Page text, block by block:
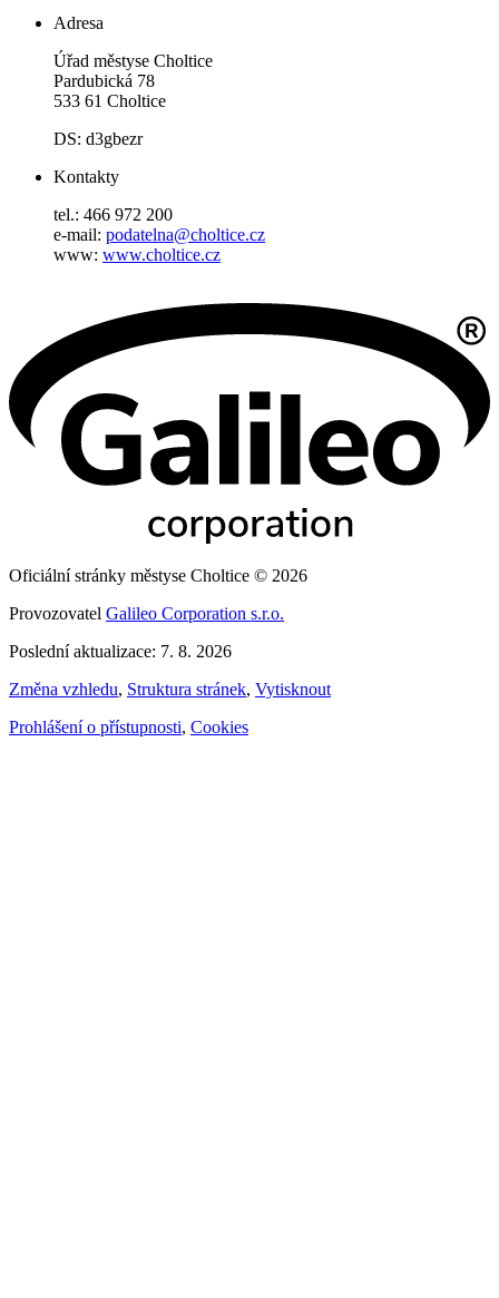
Adresa
Úřad městyse Choltice
Pardubická 78
533 61 Choltice
DS: d3gbezr
Kontakty
tel.: 466 972 200
e-mail: podatelna@choltice.cz
www: www.choltice.cz
Oficiální stránky městyse Choltice © 2026
Provozovatel Galileo Corporation s.r.o.
Poslední aktualizace: 7. 8. 2026
Změna vzhledu, Struktura stránek, Vytisknout
Prohlášení o přístupnosti, Cookies